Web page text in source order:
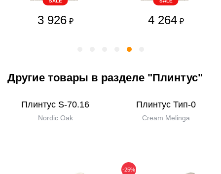
3 926 ₽ 4 264 ₽
Другие товары в разделе "Плинтус"
Плинтус S-70.16
Nordic Oak
Плинтус Тип-0
Cream Melinga
-25%